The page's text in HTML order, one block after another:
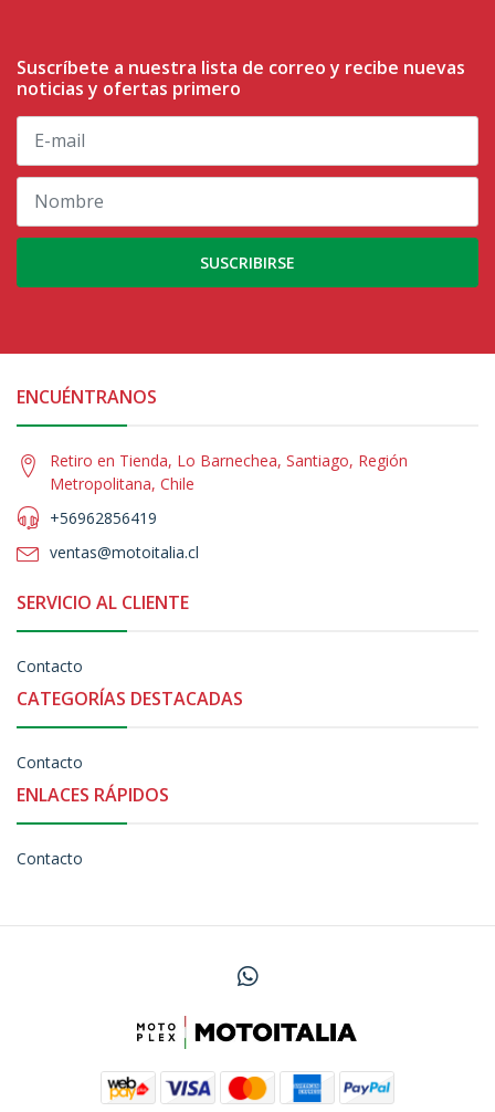
Suscríbete a nuestra lista de correo y recibe nuevas
noticias y ofertas primero
SUSCRIBIRSE
ENCUÉNTRANOS
Retiro en Tienda, Lo Barnechea, Santiago, Región
Metropolitana, Chile
+56962856419
ventas@motoitalia.cl
SERVICIO AL CLIENTE
Contacto
CATEGORÍAS DESTACADAS
Contacto
ENLACES RÁPIDOS
Contacto